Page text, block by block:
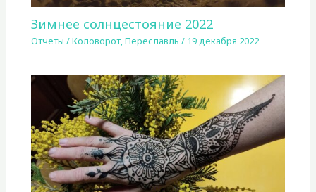
Зимнее солнцестояние 2022
Отчеты /Коловорот,Переславль / 19 декабря 2022